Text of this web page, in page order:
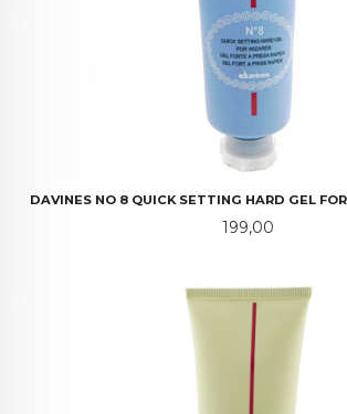
DAVINES NO 8 QUICK SETTING HARD GEL
Pris
199,00